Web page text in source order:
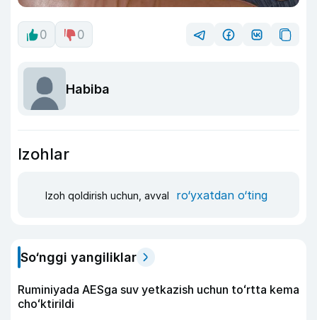
0 0
Habiba
Izohlar
Izoh qoldirish uchun, avval ro‘yxatdan o‘ting
So‘nggi yangiliklar
Ruminiyada AESga suv yetkazish uchun toʻrtta kema
choʻktirildi